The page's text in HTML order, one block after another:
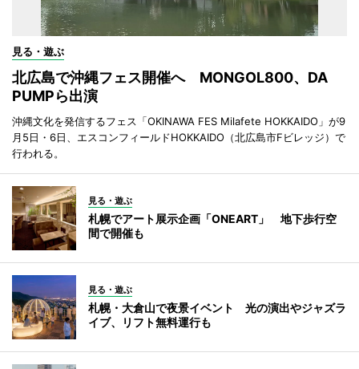
見る・遊ぶ
北広島で沖縄フェス開催へ MONGOL800、DA
PUMPら出演
沖縄文化を発信するフェス「OKINAWA FES Milafete HOKKAIDO」が9
月5日・6日、エスコンフィールドHOKKAIDO（北広島市Fビレッジ）で
行われる。
見る・遊ぶ
札幌でアート展示企画「ONEART」 地下歩行空
間で開催も
見る・遊ぶ
札幌・大倉山で夜景イベント 光の演出やジャズラ
イブ、リフト無料運行も